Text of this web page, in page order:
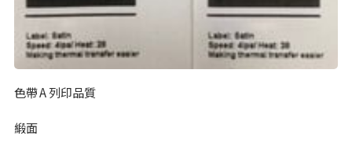
色帶 A 列印品質
緞面